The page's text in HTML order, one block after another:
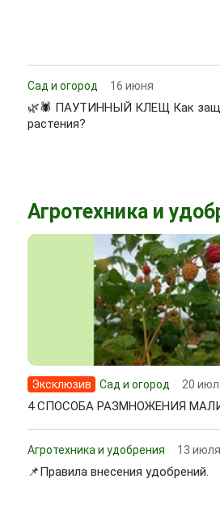
Сад и огород 16 июня
🌿🕷 ПАУТИННЫЙ КЛЕЩ Как
растения?
Агротехника и
Эксклюзив Сад и огород 20
4 СПОСОБА РАЗМНОЖЕНИЯ
Агротехника и удобрения 13 июля
📌Правила внесения удобрений.